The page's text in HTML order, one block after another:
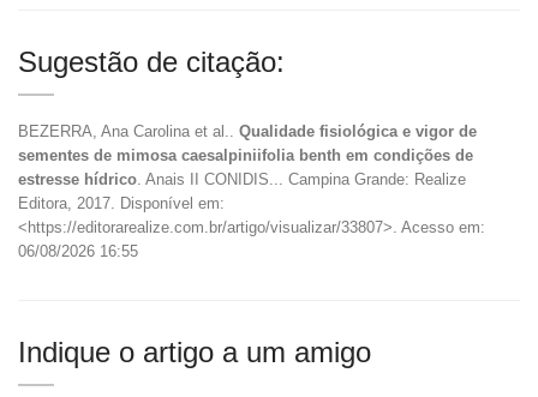
Sugestão de citação:
BEZERRA, Ana Carolina et al.. Qualidade fisiológica e vigor de
sementes de mimosa caesalpiniifolia benth em condições de
estresse hídrico . Anais II CONIDIS... Campina Grande: Realize
Editora, 2017. Disponível em:
<https://editorarealize.com.br/artigo/visualizar/33807>. Acesso em:
06/08/2026 16:55
Indique o artigo a um amigo